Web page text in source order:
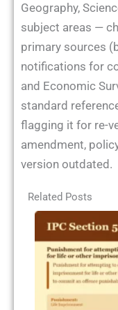
Geography,
subject areas —
primary sources
notifications for
and Economic
standard
flagging it for re-
amendment,
version outdated.
Related Posts